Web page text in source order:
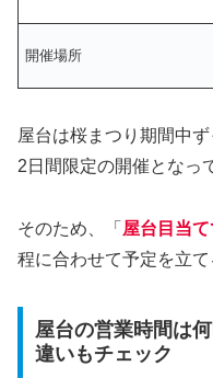
開催場所
屋台は桜まつり期間中
2日間限定の開催となっ
そのため、「 屋台目当
程に合わせて予定を立て
屋台の営業時間は
違いもチェック